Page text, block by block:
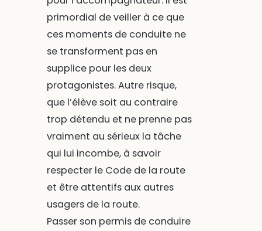
primordial de veiller à ce que
ces moments de conduite ne
se transforment pas en
supplice pour les deux
protagonistes. Autre risque,
que l’élève soit au contraire
trop détendu et ne prenne pas
vraiment au sérieux la tâche
qui lui incombe, à savoir
respecter le Code de la route
et être attentifs aux autres
usagers de la route.
Passer son permis de conduire